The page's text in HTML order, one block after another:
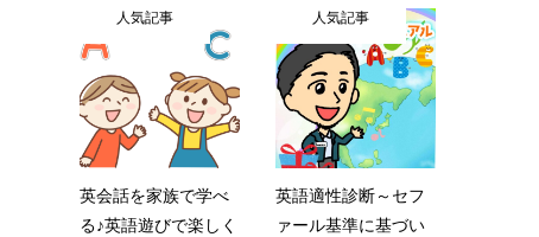
人気記事
英会話を家族で学べ
る♪英語遊びで楽しく
人気記事
英語適性診断～セフ
ァール基準に基づい